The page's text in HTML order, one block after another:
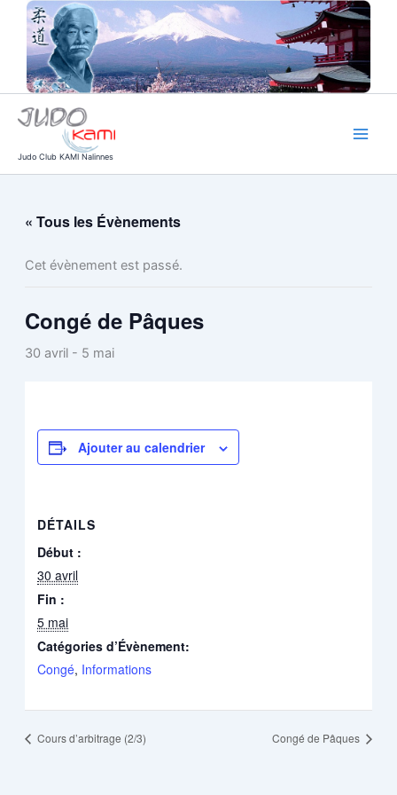
contenu
Judo Club KAMI Nalinnes
« Tous les Évènements
Cet évènement est passé.
Congé de Pâques
30 avril- 5 mai
Ajouter au calendrier
DÉTAILS
Début :
30 avril
Fin :
5 mai
Catégories d’Évènement:
Congé, Informations
Cours d’arbitrage (2/3) Congé de Pâques